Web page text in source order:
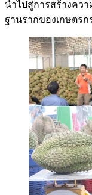
นำไปสู่การสร้างคว
ฐานรากของเกษตรก